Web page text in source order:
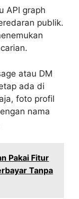
API graph
publik.
atau DM
ada di
foto profil
nama
Pakai Fitur
Tanpa